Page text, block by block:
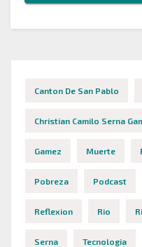
Canton De San Pablo
Christian Camilo Serna
Gamez Muerte
Pobreza Podcast
Reflexion Rio
Serna Tecnologia